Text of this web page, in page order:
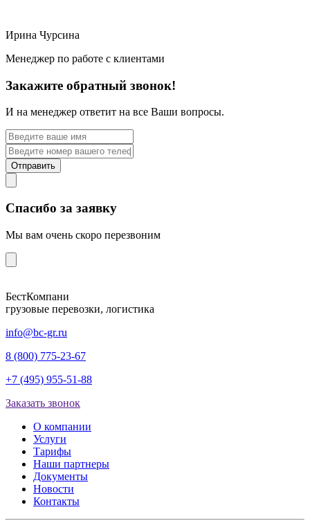
Ирина Чурсина
Менеджер по работе с клиентами
Закажите обратный звонок!
И на менеджер ответит на все Ваши вопросы.
Отправить
Спасибо за заявку
Мы вам очень скоро перезвоним
БестКомпани
грузовые перевозки, логистика
info@bc-gr.ru
8 (800) 775-23-67
+7 (495) 955-51-88
Заказать звонок
О компании
Услуги
Тарифы
Наши партнеры
Документы
Новости
Контакты